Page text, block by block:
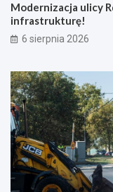
Modernizacja ulicy
infrastrukturę!
6 sierpnia 2026